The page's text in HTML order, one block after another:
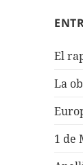
El
La
1 de